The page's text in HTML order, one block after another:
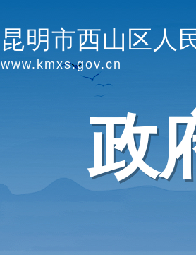
昆明市西山区人
www.kmxs.gov.cn
政